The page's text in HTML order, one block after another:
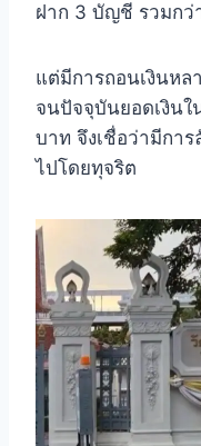
ฝาก 3 บัญชี รวมกว่
แต่มีการถอนเงินหล
จนปัจจุบันยอดเงิน
บาท จึงเชื่อว่ามีกา
ไปโดยทุจริต